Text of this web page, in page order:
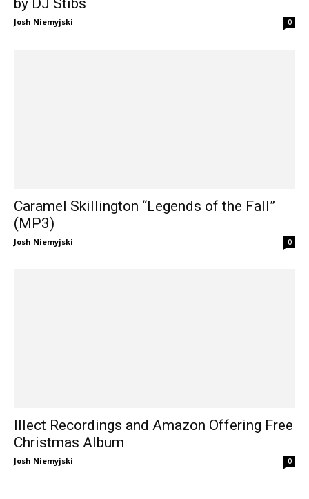
by DJ Stibs
Josh Niemyjski 0
Caramel Skillington “Legends of the Fall”
(MP3)
Josh Niemyjski 0
Illect Recordings and Amazon Offering Free
Christmas Album
Josh Niemyjski 0